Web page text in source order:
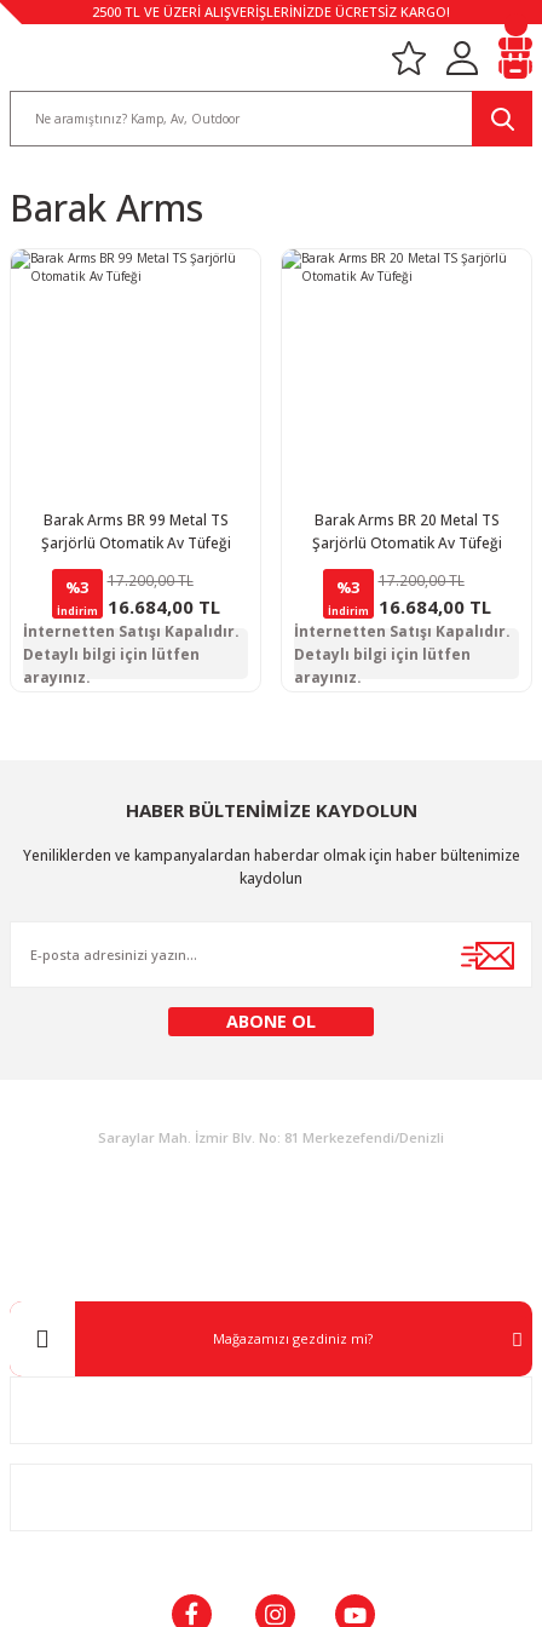
2500 TL VE ÜZERİ ALIŞVERİŞLERİNİZDE ÜCRETSİZ KARGO!
Barak Arms
Barak Arms BR 99 Metal TS
Şarjörlü Otomatik Av Tüfeği
%3
İndirim
17.200,00 TL
16.684,00 TL
İnternetten Satışı Kapalıdır.
Detaylı bilgi için lütfen
arayınız.
Barak Arms BR 20 Metal TS
Şarjörlü Otomatik Av Tüfeği
%3
İndirim
17.200,00 TL
16.684,00 TL
İnternetten Satışı Kapalıdır.
Detaylı bilgi için lütfen
arayınız.
HABER BÜLTENİMİZE KAYDOLUN
Yeniliklerden ve kampanyalardan haberdar olmak için haber bültenimize
kaydolun
ABONE OL
Saraylar Mah. İzmir Blv. No: 81 Merkezefendi/Denizli
Mağazamızı gezdiniz mi?